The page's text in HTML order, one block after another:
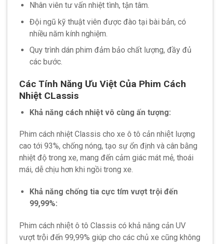
Nhân viên tư vấn nhiệt tình, tận tâm.
Đội ngũ kỹ thuật viên được đào tại bài bản, có
nhiều năm kính nghiệm.
Quy trình dán phim đảm bảo chất lượng, đầy đủ
các bước.
Các Tính Năng Ưu Việt Của Phim Cách
Nhiệt CLassis
Khả năng cách nhiệt vô cùng ấn tượng:
Phim cách nhiệt Classis cho xe ô tô cản nhiệt lượng
cao tới 93%, chống nóng, tạo sự ổn định và cân bằng
nhiệt độ trong xe, mang đến cảm giác mát mẻ, thoái
mái, dễ chịu hơn khi ngồi trong xe.
Khả năng chống tia cực tím vượt trội đến
99,99%:
Phim cách nhiệt ô tô Classis có khả năng cản UV
vượt trội đến 99,99% giúp cho các chủ xe cũng không